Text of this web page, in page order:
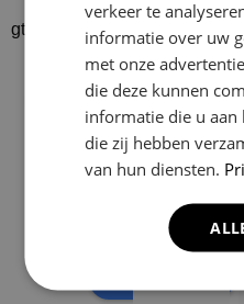
gtrspvjgtroijvghtrs
Klusbedrijf CG
Company
4.9
powered by gle
Donald Vossen
verkeer te
informatie over uw
met onze
die deze kunnen
informatie die u
die zij hebben
van hun diensten.